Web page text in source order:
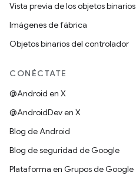
Vista previa de los objetos binarios
Imágenes de fábrica
Objetos binarios del controlador
CONÉCTATE
@Android en X
@AndroidDev en X
Blog de Android
Blog de seguridad de Google
Plataforma en Grupos de Google